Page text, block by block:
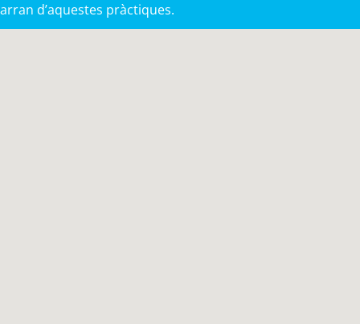
arran d’aquestes pràctiques.